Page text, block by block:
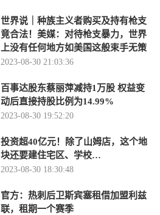
世界说｜种族主义者购买及持有枪支
竟合法！美媒：对待枪支暴力，世界
上没有任何地方如美国这般束手无策
2023-08-30 21:03:36
百事达股东蔡丽萍减持1万股 权益变
动后直接持股比例为14.99%
2023-08-30 19:52:20
投资超40亿元！除了山姆店，这个地
块还要建住宅区、学校…
2023-08-30 18:30:48
官方：热刺后卫斯宾塞租借加盟利兹
联，租期一个赛季